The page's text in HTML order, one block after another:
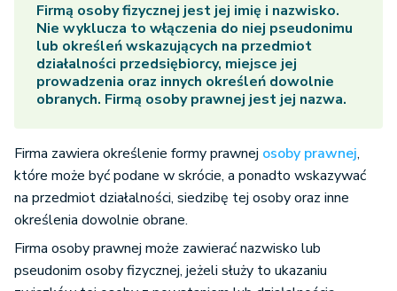
Firmą osoby fizycznej jest jej imię i nazwisko.
Nie wyklucza to włączenia do niej pseudonimu
lub określeń wskazujących na przedmiot
działalności przedsiębiorcy, miejsce jej
prowadzenia oraz innych określeń dowolnie
obranych. Firmą osoby prawnej jest jej nazwa.
Firma zawiera określenie formy prawnej osoby prawnej,
które może być podane w skrócie, a ponadto wskazywać
na przedmiot działalności, siedzibę tej osoby oraz inne
określenia dowolnie obrane.
Firma osoby prawnej może zawierać nazwisko lub
pseudonim osoby fizycznej, jeżeli służy to ukazaniu